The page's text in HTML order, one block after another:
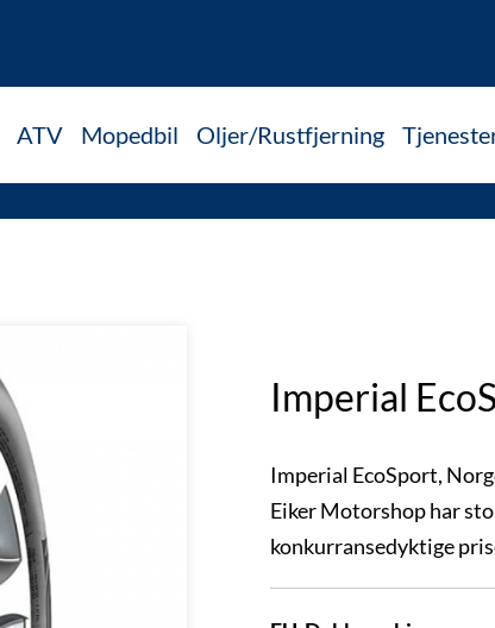
ATV Mopedbil Oljer/Rustfjerning
Imperial
Imperial EcoSport,
Eiker Motorshop har
konkurransedyktige